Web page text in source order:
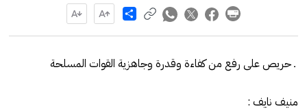
Share
ـ حريص على رفع من كفاءة وقدرة وجاهزية القوات المسلحة
منيف نايف :